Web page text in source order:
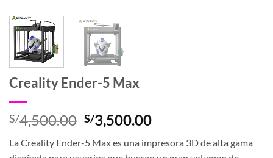
Creality Ender-5 Max
S/4,500.00 El
precio
original
S/3,500.00El
actual
La Creality Ender-5 Max es una impresora 3D de alta gama